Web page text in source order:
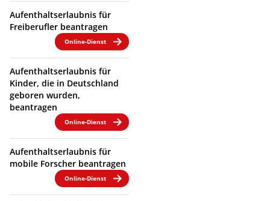
Aufenthaltserlaubnis für
Freiberufler beantragen
Online-Dienst
Aufenthaltserlaubnis für
Kinder, die in Deutschland
geboren wurden,
beantragen
Online-Dienst
Aufenthaltserlaubnis für
mobile Forscher beantragen
Online-Dienst